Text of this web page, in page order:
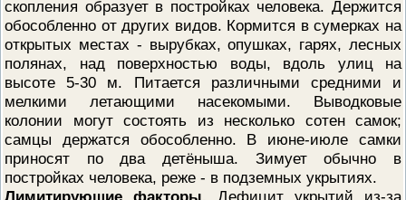
скопления образует в постройках человека. Держится
обособленно от других видов. Кормится в сумерках на
открытых местах - вырубках, опушках, гарях, лесных
полянах, над поверхностью воды, вдоль улиц на
высоте 5-30 м. Питается различными средними и
мелкими летающими насекомыми. Выводковые
колонии могут состоять из несколько сотен самок;
самцы держатся обособленно. В июне-июле самки
приносят по два детёныша. Зимует обычно в
постройках человека, реже - в подземных укрытиях.
Лимитирующие факторы. Дефицит укрытий из-за